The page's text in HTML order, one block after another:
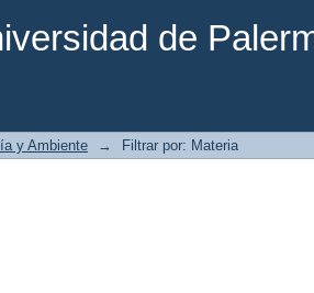
de
y Ambiente → Filtrar por: Materia